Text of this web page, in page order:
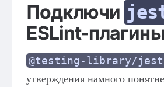
Подключи
ESLint-
@testing-library/jest-
утверждения намного